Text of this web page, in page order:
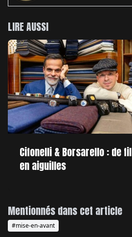
Mentionnés dans cet article
#mise-en-avant
LIRE AUSSI
Cifonelli & Borsarello : de fil
en aiguilles